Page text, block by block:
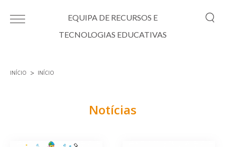
EQUIPA DE RECURSOS E
TECNOLOGIAS EDUCATIVAS
INÍCIO INÍCIO
Notícias